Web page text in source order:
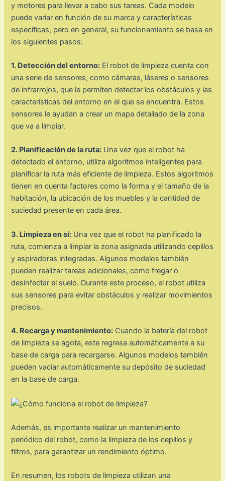
y motores para llevar a cabo sus tareas. Cada modelo
puede variar en función de su marca y características
específicas, pero en general, su funcionamiento se basa en
los siguientes pasos:
1. Detección del entorno: El robot de limpieza cuenta con
una serie de sensores, como cámaras, láseres o sensores
de infrarrojos, que le permiten detectar los obstáculos y las
características del entorno en el que se encuentra. Estos
sensores le ayudan a crear un mapa detallado de la zona
que va a limpiar.
2. Planificación de la ruta: Una vez que el robot ha
detectado el entorno, utiliza algoritmos inteligentes para
planificar la ruta más eficiente de limpieza. Estos algoritmos
tienen en cuenta factores como la forma y el tamaño de la
habitación, la ubicación de los muebles y la cantidad de
suciedad presente en cada área.
3. Limpieza en sí: Una vez que el robot ha planificado la
ruta, comienza a limpiar la zona asignada utilizando cepillos
y aspiradoras integradas. Algunos modelos también
pueden realizar tareas adicionales, como fregar o
desinfectar el suelo. Durante este proceso, el robot utiliza
sus sensores para evitar obstáculos y realizar movimientos
precisos.
4. Recarga y mantenimiento: Cuando la batería del robot
de limpieza se agota, este regresa automáticamente a su
base de carga para recargarse. Algunos modelos también
pueden vaciar automáticamente su depósito de suciedad
en la base de carga.
Además, es importante realizar un mantenimiento
periódico del robot, como la limpieza de los cepillos y
filtros, para garantizar un rendimiento óptimo.
En resumen, los robots de limpieza utilizan una